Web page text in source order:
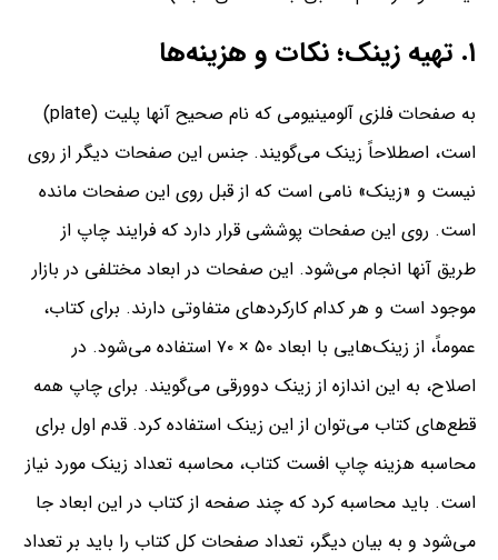
۱. تهیه زینک؛ نکات و هزینه‌ها
به صفحات فلزی آلومینیومی که نام صحیح آنها پلیت (plate)
است،‌ اصطلاحاً زینک می‌گویند. جنس این صفحات دیگر از روی
نیست و «زینک» نامی است که از قبل روی این صفحات مانده
است. روی این صفحات پوششی قرار دارد که فرایند چاپ از
طریق آنها انجام می‌شود. این صفحات در ابعاد مختلفی در بازار
موجود است و هر کدام کارکردهای متفاوتی دارند. برای کتاب،
عموماً، از زینک‌هایی با ابعاد ۵۰ ‌×‌ ۷۰ استفاده می‌شود. در
اصلاح،‌ به این اندازه از زینک دوورقی می‌گویند. برای چاپ همه
قطع‌های کتاب می‌توان از این زینک استفاده کرد. قدم اول برای
محاسبه هزینه چاپ افست کتاب،‌ محاسبه تعداد زینک مورد نیاز
است. باید محاسبه کرد که چند صفحه از کتاب در این ابعاد جا
می‌شود و به بیان دیگر، تعداد صفحات کل کتاب را باید بر تعداد